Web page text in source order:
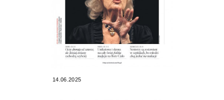
14.06.2025